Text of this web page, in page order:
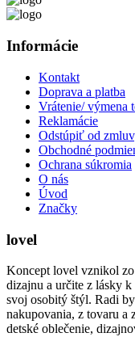
Informácie
Kontakt
Doprava a platba
Vrátenie/ výmena
Reklamácie
Odstúpiť od
Obchodné
Ochrana súkromia
O nás
Úvod
Značky
lovel
Koncept lovel vznikol
dizajnu a určite z lásky
svoj osobitý štýl. Radi
nakupovania, z tovaru a
detské oblečenie,